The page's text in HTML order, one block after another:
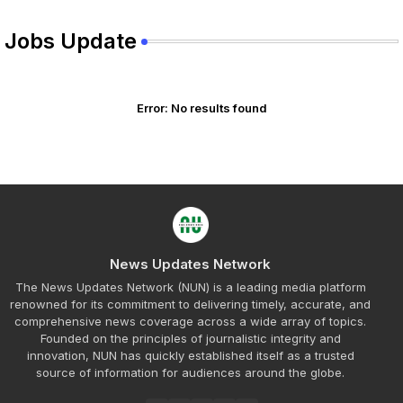
Jobs Update
Error: No results found
News Updates Network
The News Updates Network (NUN) is a leading media platform
renowned for its commitment to delivering timely, accurate, and
comprehensive news coverage across a wide array of topics.
Founded on the principles of journalistic integrity and
innovation, NUN has quickly established itself as a trusted
source of information for audiences around the globe.